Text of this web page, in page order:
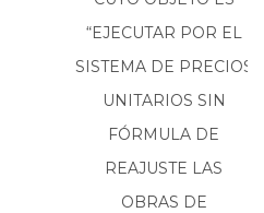
“EJECUTAR POR EL
SISTEMA DE PRECIOS
UNITARIOS SIN
FÓRMULA DE
REAJUSTE LAS
OBRAS DE